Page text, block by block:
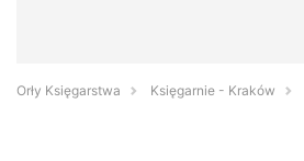
Orły Księgarstwa Księgarnie - Kraków